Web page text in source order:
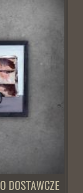
DOSTAWCZE